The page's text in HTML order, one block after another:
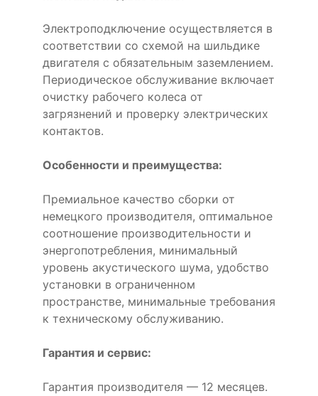
Электроподключение осуществляется в
соответствии со схемой на шильдике
двигателя с обязательным заземлением.
Периодическое обслуживание включает
очистку рабочего колеса от
загрязнений и проверку электрических
контактов.
Особенности и преимущества:
Премиальное качество сборки от
немецкого производителя, оптимальное
соотношение производительности и
энергопотребления, минимальный
уровень акустического шума, удобство
установки в ограниченном
пространстве, минимальные требования
к техническому обслуживанию.
Гарантия и сервис:
Гарантия производителя — 12 месяцев.